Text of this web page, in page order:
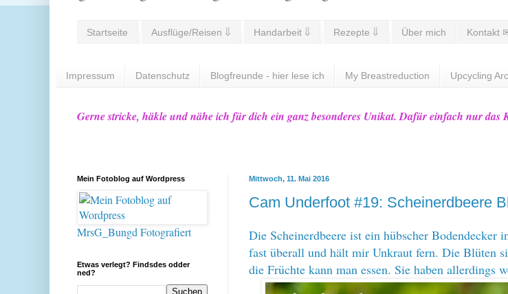
Startseite Ausflüge/Reisen ⇓ Handarbeit ⇓ Rezepte ⇓ Über mich Kontakt
Impressum Datenschutz Blogfreunde - hier lese ich My Breastreduction Upcycling
Gerne stricke, häkle und nähe ich für dich ein ganz besonderes Unikat. Dafür einfach nur
Mittwoch, 11. Mai 2016
Cam Underfoot #19: Scheinerdbeere
Die Scheinerdbeere ist ein hübscher Bodendecker
fast überall und hält mir Unkraut fern. Die Blüten
die Früchte kann man essen. Sie haben allerdings
Mein Fotoblog auf Wordpress
MrsG_Bungd Fotografiert
Etwas verlegt? Findsdes odder
ned?